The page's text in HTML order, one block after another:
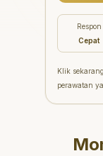
setelahnya.
ke dokter
Respon
Cepat
Klik
perawatan